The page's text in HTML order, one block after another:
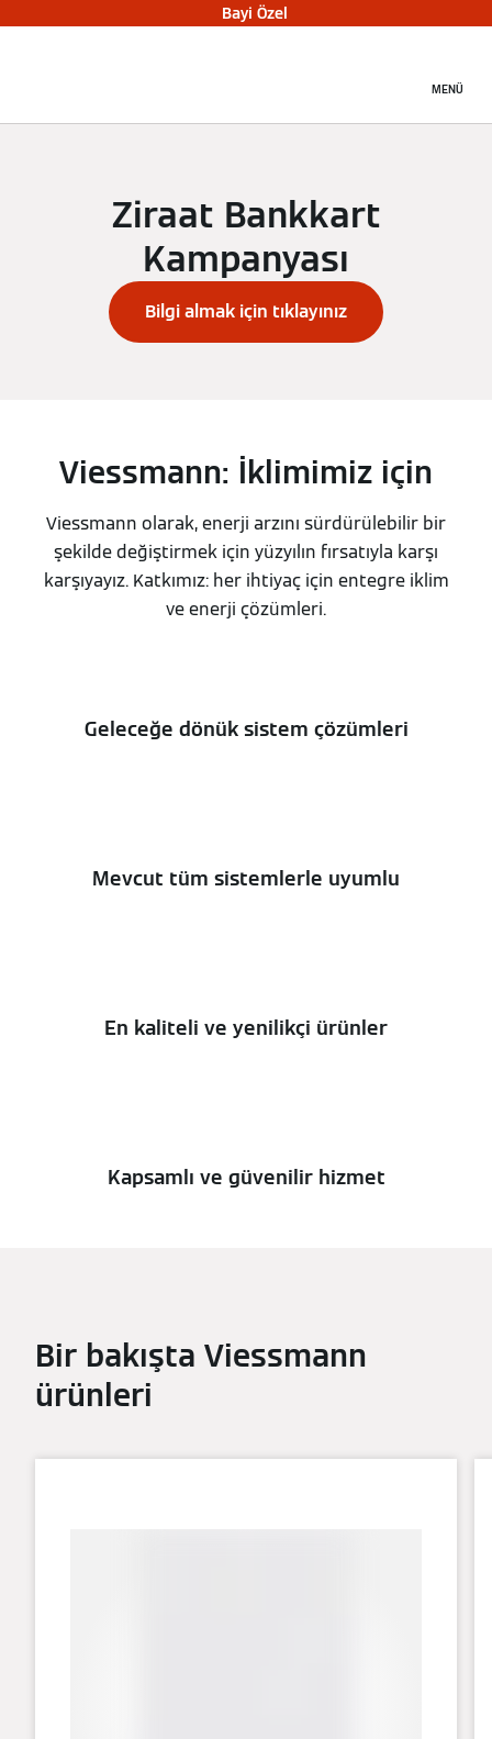
Bayi Özel
MENÜ
Ziraat Bankkart
Kampanyası
Bilgi almak için tıklayınız
Viessmann: İklimimiz için
Viessmann olarak, enerji arzını sürdürülebilir bir
şekilde değiştirmek için yüzyılın fırsatıyla karşı
karşıyayız. Katkımız: her ihtiyaç için entegre iklim
ve enerji çözümleri.
Geleceğe dönük sistem çözümleri
Mevcut tüm sistemlerle uyumlu
En kaliteli ve yenilikçi ürünler
Kapsamlı ve güvenilir hizmet
Bir bakışta Viessmann
ürünleri